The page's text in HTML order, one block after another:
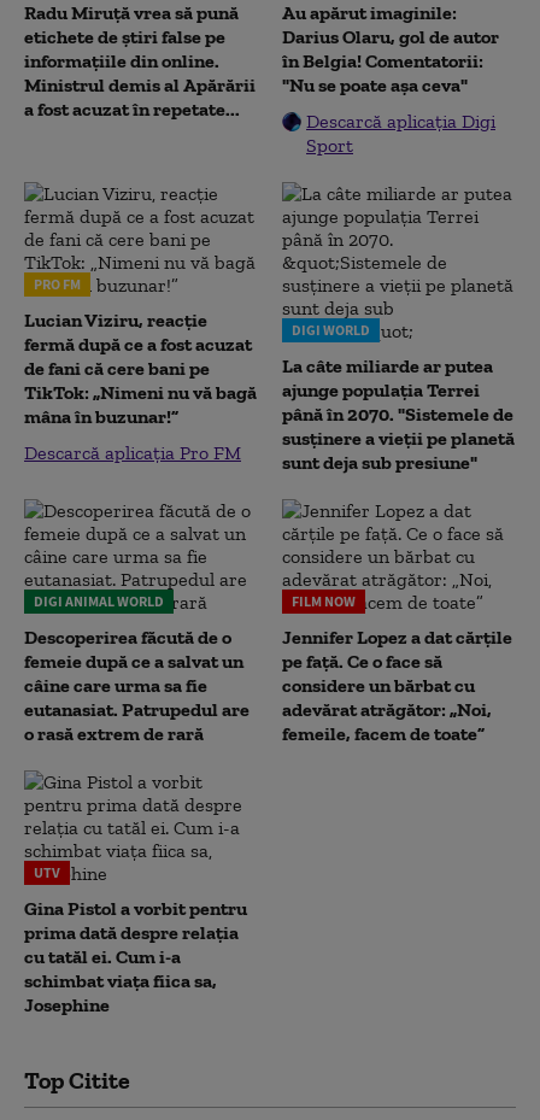
Radu Miruţă vrea să pună
etichete de știri false pe
informațiile din online.
Ministrul demis al Apărării
a fost acuzat în repetate...
Au apărut imaginile:
Darius Olaru, gol de autor
în Belgia! Comentatorii:
"Nu se poate așa ceva"
Descarcă aplicația Digi
Sport
PRO FM
Lucian Viziru, reacție
fermă după ce a fost acuzat
de fani că cere bani pe
TikTok: „Nimeni nu vă bagă
mâna în buzunar!”
Descarcă aplicația Pro FM
DIGI WORLD
La câte miliarde ar putea
ajunge populația Terrei
până în 2070. "Sistemele de
susținere a vieții pe planetă
sunt deja sub presiune"
DIGI ANIMAL WORLD
Descoperirea făcută de o
femeie după ce a salvat un
câine care urma sa fie
eutanasiat. Patrupedul are
o rasă extrem de rară
FILM NOW
Jennifer Lopez a dat cărțile
pe față. Ce o face să
considere un bărbat cu
adevărat atrăgător: „Noi,
femeile, facem de toate”
UTV
Gina Pistol a vorbit pentru
prima dată despre relația
cu tatăl ei. Cum i-a
schimbat viața fiica sa,
Josephine
Top Citite